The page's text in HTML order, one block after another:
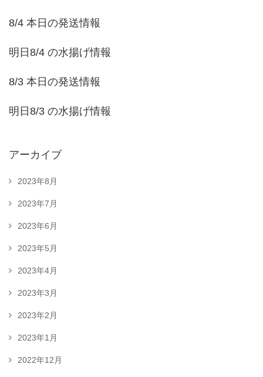
8/4 本日の発送情報
明日8/4 の水揚げ情報
8/3 本日の発送情報
明日8/3 の水揚げ情報
アーカイブ
2023年8月
2023年7月
2023年6月
2023年5月
2023年4月
2023年3月
2023年2月
2023年1月
2022年12月